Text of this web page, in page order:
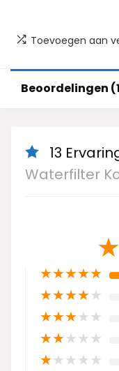
Toevoegen aan
Beoordelingen
13
Waterfilter
★
★★★★★
★★★★★
★★★★★
★★★★★
★★★★★